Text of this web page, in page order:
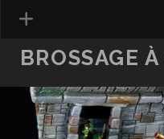
BROSSAGE